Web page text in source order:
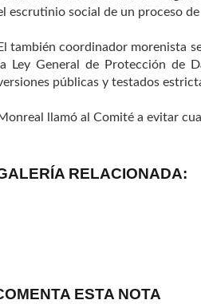
escrutinio social de un proceso
El también coordinador morenista
la Ley General de Protección de
públicas y testados
llamó al Comité a evitar
RELACIONADA:
ESTA NOTA